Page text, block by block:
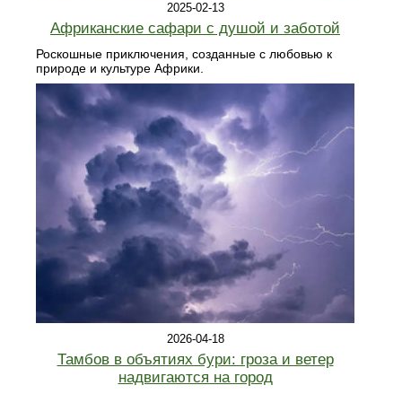
2025-02-13
Африканские сафари с душой и заботой
Роскошные приключения, созданные с любовью к
природе и культуре Африки.
2026-04-18
Тамбов в объятиях бури: гроза и ветер
надвигаются на город